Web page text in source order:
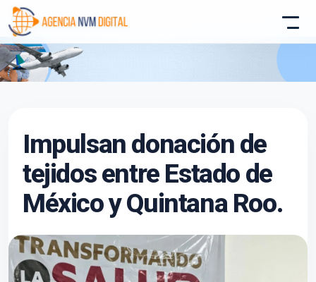
Impulsan donación de
tejidos entre Estado de
México y Quintana Roo.
Asistente conectado